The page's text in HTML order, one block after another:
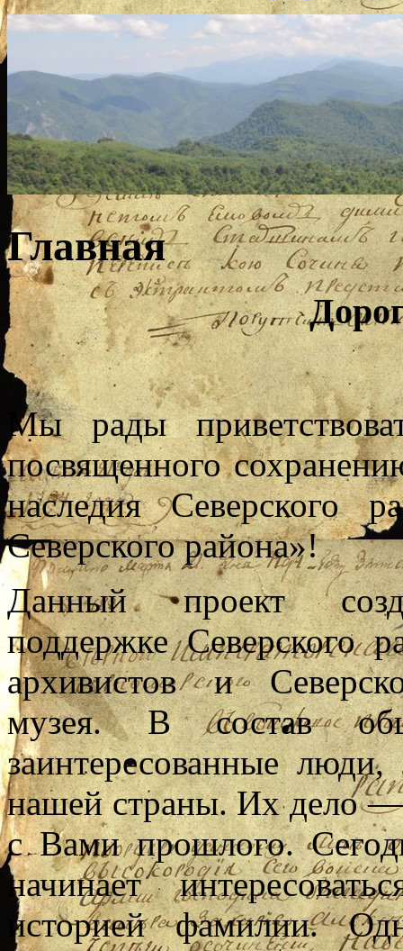
Главная
Мы рады
посвященного
наследия Северского
Северского района»!
Данный проект
поддержке Северского
архивистов и
музея. В состав
заинтересованные
нашей страны. Их дело —
с Вами прошлого.
начинает
историей фамилии.